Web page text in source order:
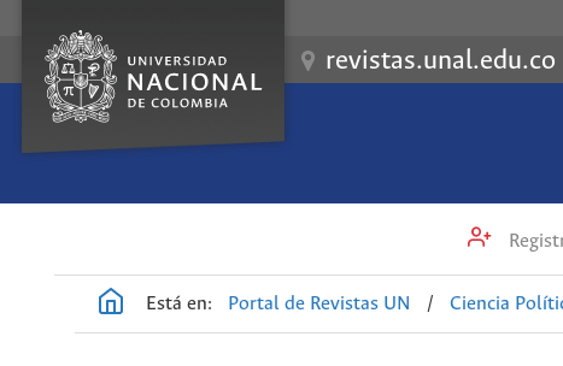
revistas.unal.edu.co
Está en: Portal de Revistas UN / Ciencia